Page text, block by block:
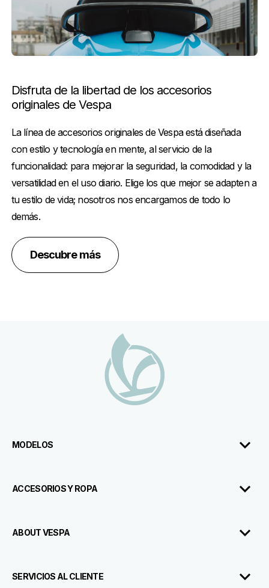
Disfruta de la libertad de los accesorios
originales de Vespa
La línea de accesorios originales de Vespa está diseñada
con estilo y tecnología en mente, al servicio de la
funcionalidad: para mejorar la seguridad, la comodidad y la
versatilidad en el uso diario. Elige los que mejor se adapten a
tu estilo de vida; nosotros nos encargamos de todo lo
demás.
Descubre más
MODELOS
ACCESORIOS Y ROPA
ABOUT VESPA
SERVICIOS AL CLIENTE